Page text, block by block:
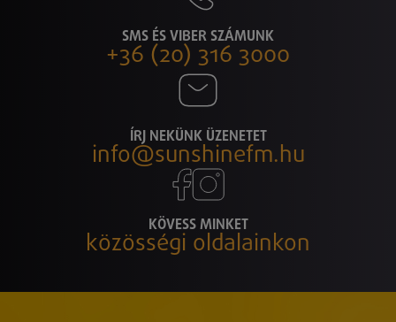
SMS ÉS VIBER SZÁMUNK
+36 (20) 316 3000
ÍRJ NEKÜNK ÜZENETET
info@sunshinefm.hu
KÖVESS MINKET
közösségi oldalainkon